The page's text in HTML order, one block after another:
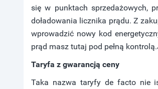
się w punktach sprzedażowych,
doładowania licznika prądu. Z
wprowadzić nowy kod
prąd masz tutaj pod pełną
Taryfa z gwarancją ceny
Taka nazwa taryfy de facto nie